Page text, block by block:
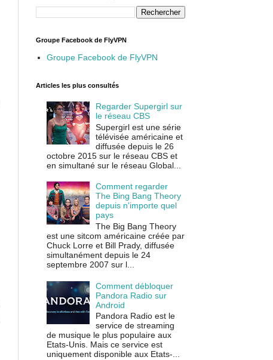
Groupe Facebook de FlyVPN
Groupe Facebook de FlyVPN
Articles les plus consultés
Regarder Supergirl sur
le réseau CBS
Supergirl est une série
télévisée américaine et
diffusée depuis le 26
octobre 2015 sur le réseau CBS et
en simultané sur le réseau Global...
Comment regarder
The Bing Bang Theory
depuis n'importe quel
pays
The Big Bang Theory
est une sitcom américaine créée par
Chuck Lorre et Bill Prady, diffusée
simultanément depuis le 24
septembre 2007 sur l...
Comment débloquer
Pandora Radio sur
Android
Pandora Radio est le
service de streaming
de musique le plus populaire aux
Etats-Unis. Mais ce service est
uniquement disponible aux Etats-...